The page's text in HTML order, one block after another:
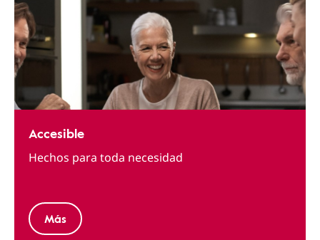
Accesible
Hechos para toda necesidad
Más